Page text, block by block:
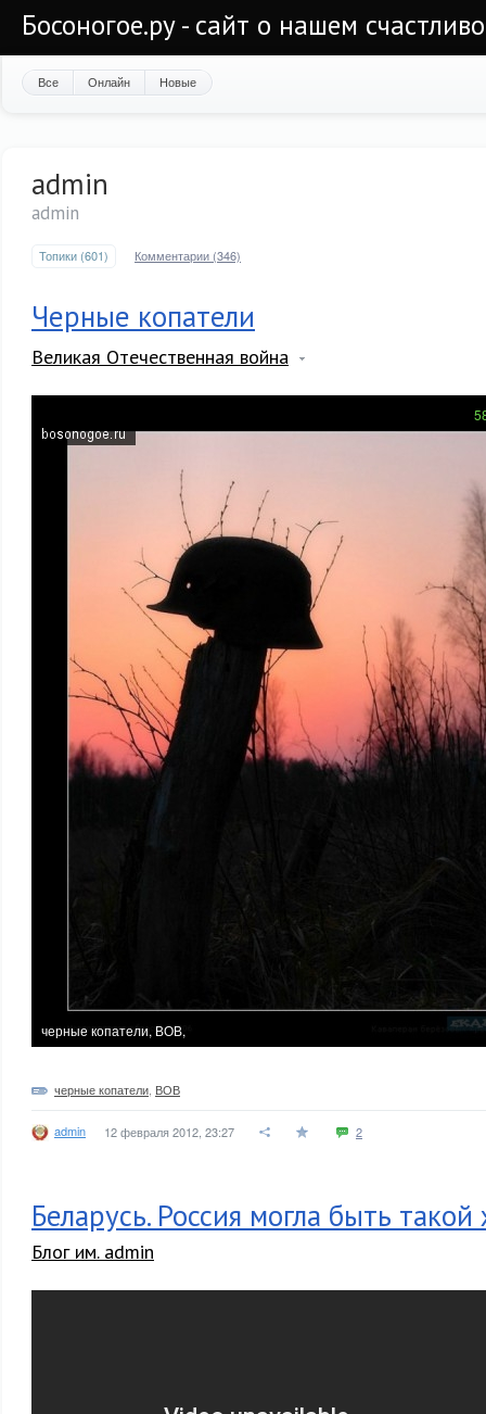
Босоногое.ру - сайт о нашем
Все Онлайн Новые
admin
admin
Топики (601) Комментарии (346)
Черные копатели
Великая Отечественная война
черные копатели, ВОВ,
черные копатели ВОВ
admin 12 февраля 2012, 23:27 2
Беларусь. Россия могла быть такой
Блог им. admin